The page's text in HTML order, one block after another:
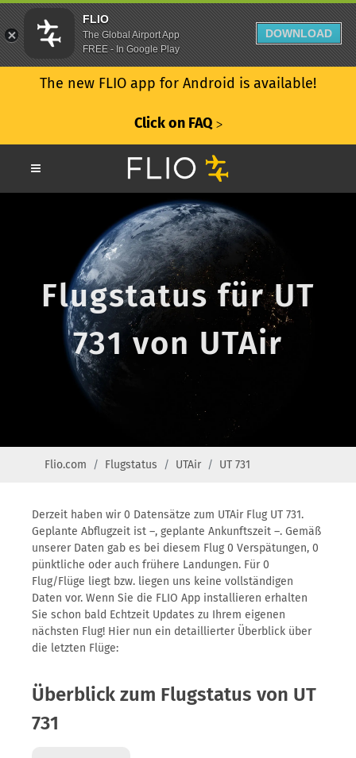
The new FLIO app for Android is available!
Click on FAQ ᐳ
Flugstatus für UT
731 von UTAir
Flio.com Flugstatus UTAir UT 731
Derzeit haben wir 0 Datensätze zum UTAir Flug UT 731.
Geplante Abflugzeit ist –, geplante Ankunftszeit –. Gemäß
unserer Daten gab es bei diesem Flug 0 Verspätungen, 0
pünktliche oder auch frühere Landungen. Für 0
Flug/Flüge liegt bzw. liegen uns keine vollständigen
Daten vor. Wenn Sie die FLIO App installieren erhalten
Sie schon bald Echtzeit Updates zu Ihrem eigenen
nächsten Flug! Hier nun ein detaillierter Überblick über
die letzten Flüge:
Überblick zum Flugstatus von UT
731
FLIO
The Global Airport App
FREE - In Google Play
DOWNLOAD